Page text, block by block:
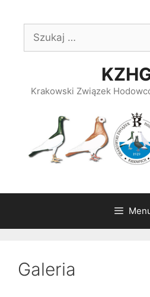
Szukaj:
Krakowski Związek
Galeria